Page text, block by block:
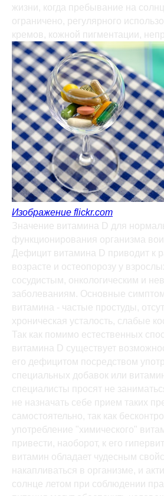
жизни, когда пребывание на
ограничено, регулярного
кремов, кожной пигментации,
Изображение flickr.com
Значение витамина D для
функционирования организма
Дефицит витамина D приводит к
возрасте и остеопорозу у
сосудистым, онкологическим и
заболеваниям. Основные
витамина - частые простуды,
хроническая усталость, слабые
Так как помимо естественных
витамина D существует
его дефицитом посредством
специальных добавок или
специалисты просят не
не назначать себе прием таких
самостоятельно, так как
употребление "химического"
привести, наоборот, к его
витамин обладает чудесным
накапливаться в организме, и
солнце летом при соблюдении